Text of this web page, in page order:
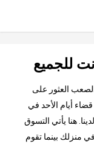
للجميع
العثور على
أيام الأحد في
هنا يأتي التسوق
منزلك بينما تقوم